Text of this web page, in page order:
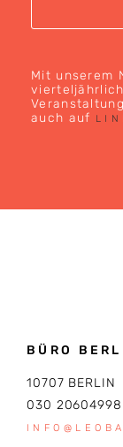
Mit unserem
auch auf
BÜRO
10707 BERLIN
030 20604998